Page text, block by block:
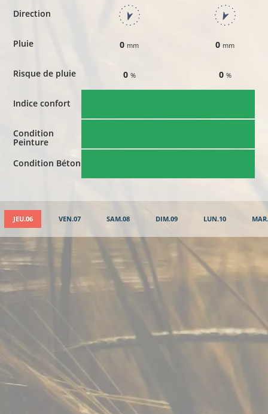
Direction
Pluie
Risque de pluie
Indice confort
Condition
Peinture
Condition Béton
0 mm
0 %
0 mm
0 %
JEU.06 VEN.07 SAM.08 DIM.09 LUN.10